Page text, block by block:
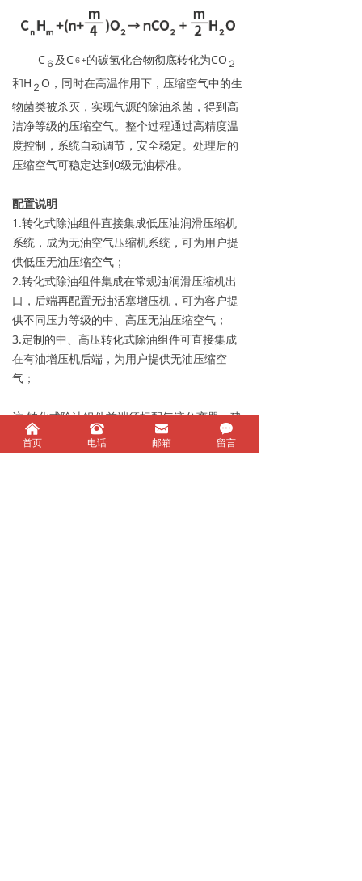
C ６ 及C６+的碳氢化合物彻底转化为CO ２
和H ２ O，同时在高温作用下，压缩空气中的生
物菌类被杀灭，实现气源的除油杀菌，得到高
洁净等级的压缩空气。整个过程通过高精度温
度控制，系统自动调节，安全稳定。处理后的
压缩空气可稳定达到0级无油标准。
配置说明
1.转化式除油组件直接集成低压油润滑压缩机
系统，成为无油空气压缩机系统，可为用户提
供低压无油压缩空气；
2.转化式除油组件集成在常规油润滑压缩机出
口，后端再配置无油活塞增压机，可为客户提
供不同压力等级的中、高压无油压缩空气；
3.定制的中、高压转化式除油组件可直接集成
在有油增压机后端，为用户提供无油压缩空
气；
注:转化式除油组件前端须标配气液分离器，建
议选择我司配套定制的两级高效气液分离器产
品，并确保气液分离器底部排污有效。
낀
首页
뀰
电话
낂
邮箱
끁
留言